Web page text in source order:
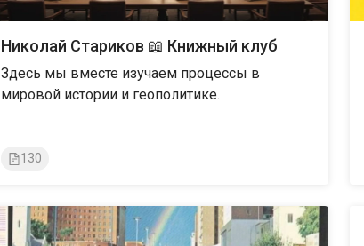
Николай Стариков 📖 Книжный клуб
Здесь мы вместе изучаем процессы в
мировой истории и геополитике.
130